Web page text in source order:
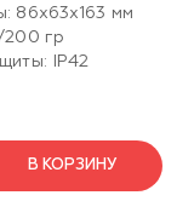
86x63x163 мм
200 гр
IP42
В КОРЗИНУ